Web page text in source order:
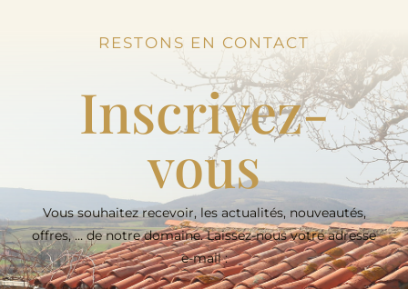
RESTONS EN CONTACT
Inscrivez-
vous
Vous souhaitez recevoir, les actualités, nouveautés,
offres, … de notre domaine. Laissez-nous votre adresse
e-mail :